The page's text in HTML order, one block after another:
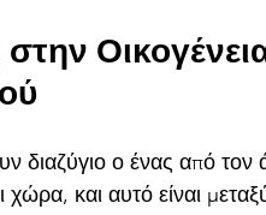
διαζύγιο ο ένας από
χώρα, και αυτό είναι